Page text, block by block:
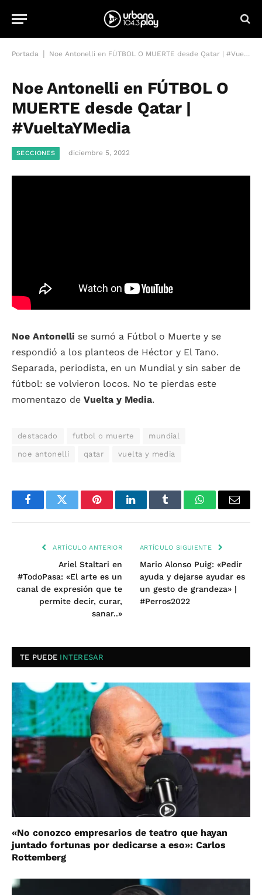
Portada Noe Antonelli en FÚTBOL O MUERTE desde Qatar | #VueltaYMedia
Noe Antonelli en FÚTBOL O
MUERTE desde Qatar |
#VueltaYMedia
SECCIONES diciembre 5, 2022
Noe Antonelli se sumó a Fútbol o Muerte y se
respondió a los planteos de Héctor y El Tano.
Separada, periodista, en un Mundial y sin saber de
fútbol: se volvieron locos. No te pierdas este
momentazo de Vuelta y Media.
destacado futbol o muerte mundial
noe antonelli qatar vuelta y media
FacebookTwitter PinterestLinkedInTumblr WhatsAppEmail
ARTÍCULO ANTERIOR
Ariel Staltari en
#TodoPasa: «El arte es un
canal de expresión que te
permite decir, curar,
sanar..»
ARTÍCULO SIGUIENTE
Mario Alonso Puig: «Pedir
ayuda y dejarse ayudar es
un gesto de grandeza» |
#Perros2022
TE PUEDE INTERESAR
«No conozco empresarios de teatro que hayan
juntado fortunas por dedicarse a eso»: Carlos
Rottemberg